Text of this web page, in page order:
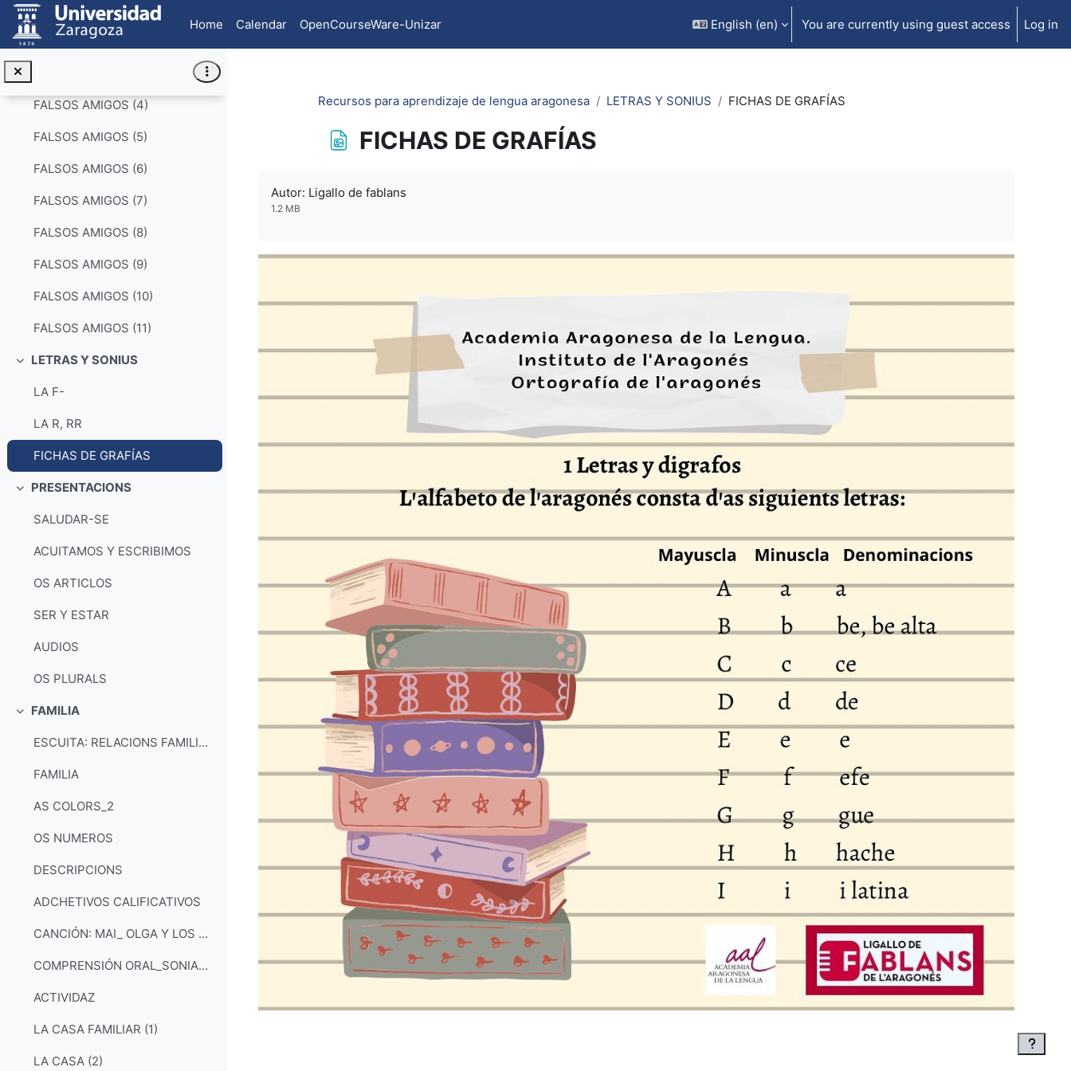
Skip to main content
Home
Calendar OpenCourseWare-Unizar English ‎(en)‎ You are currently using guest access Log in
FALSOS AMIGOS (2)
FALSOS AMIGOS (4)
FALSOS AMIGOS (5)
FALSOS AMIGOS (6)
FALSOS AMIGOS (7)
FALSOS AMIGOS (8)
FALSOS AMIGOS (9)
FALSOS AMIGOS (10)
FALSOS AMIGOS (11)
Collapse
LETRAS Y SONIUS
LA F-
LA R, RR
FICHAS DE GRAFÍAS
Collapse
PRESENTACIONS
SALUDAR-SE
ACUITAMOS Y ESCRIBIMOS
OS ARTICLOS
SER Y ESTAR
AUDIOS
OS PLURALS
Collapse
FAMILIA
ESCUITA: RELACIONS FAMILIARS (PIZARRA Y CLARIÓN)
FAMILIA
AS COLORS_2
OS NUMEROS
DESCRIPCIONS
ADCHETIVOS CALIFICATIVOS
CANCIÓN: MAI_ OLGA Y LOS MINISTRILES
COMPRENSIÓN ORAL_SONIANDO
ACTIVIDAZ
LA CASA FAMILIAR (1)
LA CASA (2)
Recursos para aprendizaje de lengua aragonesa LETRAS Y SONIUS FICHAS DE GRAFÍAS
FICHAS DE GRAFÍAS
Autor: Ligallo de fablans
1.2 MB